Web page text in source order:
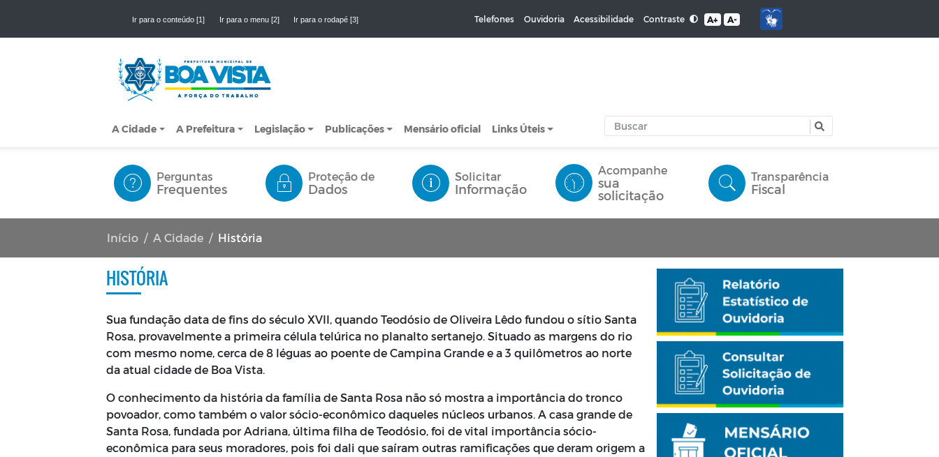
Ir para o conteúdo [1] Ir para o menu [2] Ir para o rodapé [3] Telefones Ouvidoria Acessibilidade Contraste A+ A-
A Cidade A Prefeitura Legislação Publicações Mensário oficial Links Úteis
Perguntas
Frequentes
Proteção de
Dados
Solicitar
Informação
Acompanhe
sua
solicitação
Transparência
Fiscal
Início A Cidade História
HISTÓRIA
Sua fundação data de fins do século XVII, quando Teodósio de Oliveira Lêdo fundou o sítio Santa
Rosa, provavelmente a primeira célula telúrica no planalto sertanejo. Situado as margens do rio
com mesmo nome, cerca de 8 léguas ao poente de Campina Grande e a 3 quilômetros ao norte
da atual cidade de Boa Vista.
O conhecimento da história da família de Santa Rosa não só mostra a importância do tronco
povoador, como também o valor sócio-econômico daqueles núcleos urbanos. A casa grande de
Santa Rosa, fundada por Adriana, última filha de Teodósio, foi de vital importância sócio-
econômica para seus moradores, pois foi dali que saíram outras ramificações que deram origem a